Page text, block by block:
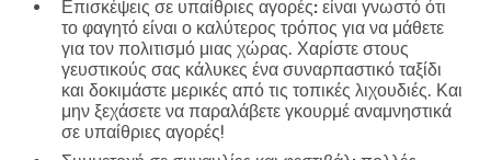
Επισκέψεις σε υπαίθριες αγορές: είναι γνωστό ότι
το φαγητό είναι ο καλύτερος τρόπος για να μάθετε
για τον πολιτισμό μιας χώρας. Χαρίστε στους
γευστικούς σας κάλυκες ένα συναρπαστικό ταξίδι
και δοκιμάστε μερικές από τις τοπικές λιχουδιές. Και
μην ξεχάσετε να παραλάβετε γκουρμέ αναμνηστικά
σε υπαίθριες αγορές!